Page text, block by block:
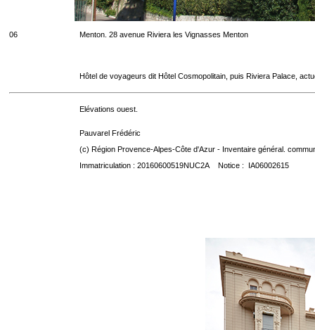
06 Menton. 28 avenue Riviera les Vignasses Menton
Hôtel de voyageurs dit Hôtel Cosmopolitain, puis Riviera Palace,
Elévations ouest.
Pauvarel Frédéric
(c) Région Provence-Alpes-Côte d'Azur - Inventaire général.
Immatriculation : 20160600519NUC2A Notice : IA06002615